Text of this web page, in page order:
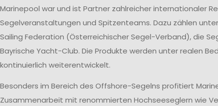
Marinepool war und ist Partner zahlreicher internationaler
Segelveranstaltungen und Spitzenteams. Dazu zählen
Sailing Federation (Österreichischer Segel-Verband), die
Bayrische Yacht-Club. Die Produkte werden unter realen
kontinuierlich weiterentwickelt.
Besonders im Bereich des Offshore-Segelns profitiert
Zusammenarbeit mit renommierten Hochseeseglern wie